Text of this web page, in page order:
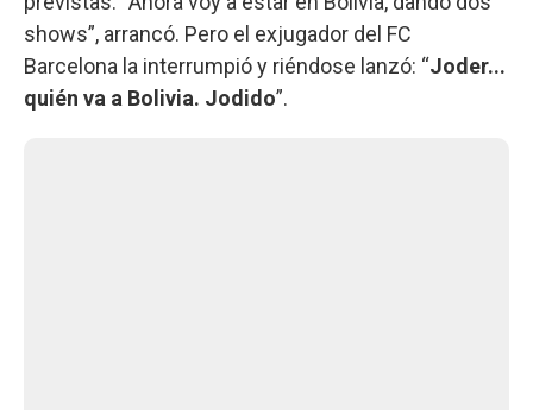
shows”, arrancó. Pero el exjugador del FC
Barcelona la interrumpió y riéndose lanzó: “Joder...
quién va a Bolivia. Jodido”.